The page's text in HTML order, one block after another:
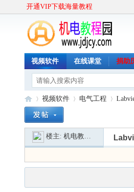
开通VIP下载海量教程
视频软件 在线课堂 捐助
»
视频软件
›
电气工程
楼主: 机电教程园